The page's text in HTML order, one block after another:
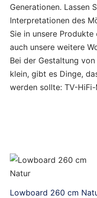
Generationen. Lassen
Interpretationen des
Sie in unsere
auch unsere weitere
Bei der Gestaltung
klein, gibt es Dinge,
werden sollte: TV-
Lowboard 260 cm